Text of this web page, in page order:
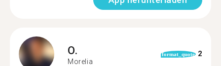
O.
Morelia
format_quote 2